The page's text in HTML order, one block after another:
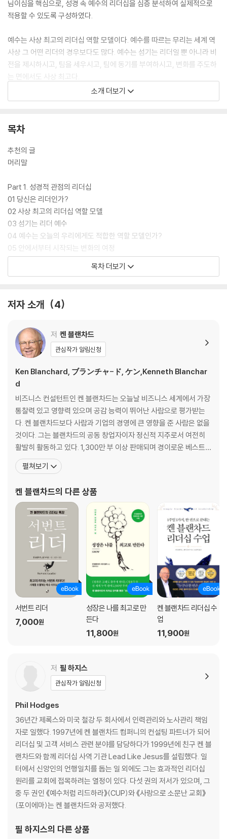
님이심을 핵심으로, 성경 속 예수의 리더십을 심층 분석하여 실제적으로
적용할 수 있도록 구성하였다.
예수는 사상 최고의 리더십 역할 모델이다. 예수를 따르는 무리는 세계 역
사상 그 어떤 리더의 경우보다도 많다. 예수는 섬기는 리더일 뿐 아니라 비
전을 제시하시고, 팀을 세우시고, 팀에 동기를 부여하시고, 변화를 주도하
는 면에서도 사상 최고다.
예수 같은 리더가 되면, 우리 삶은 물론 우리 영향권 내에 있는 사람들의 삶
친절하며 분명하게 예수 리더십의 핵심을 간파하고 적용하도록 돕는다.
소개 더보기
목차
추천의 글
머리말
Part 1. 성경적 관점의 리더십
01 당신은 리더인가?
02 사상 최고의 리더십 역할 모델
03 섬기는 리더 예수
04 예수는 오늘의 우리에게도 적합한 역할 모델인가?
05 안에서부터 시작되는 변화의 여정
06 예수 같은 리더의 4가지 영역
07 예수 닮은 리더십이란 무엇인가?
09 마음이 고장 난 결과
10 하나님을 밀어내는 자아의 경고 신호
11 마음의 방향 전환
토의 가이드
Part 3. 존재 습관
12 하나님의 무조건적인 사랑을 받아들이고
그 안에 거하는 습관
13 고독을 경험하는 습관
14 기도를 실천하는 습관
16 지원 관계를 유지하는 습관
Part 4. 훌륭한 리더의 머리
17 자신의 필수 비전을 수립하라
18 예수의 필수 비전
19 팀이나 기관의 필수 비전을 수립하라
20 필수 비전을 수행하라
Part 5. 훌륭한 리더의 손
22 목수의 일
23 목수의 길
Part 6. 행위 습관
25 하나님께 순종하며 그분의 무조건적인 사랑을 표현하는 습관
26 은혜 습관
28 격려 습관
29 공동체 습관
30 예수 같은 리더는 자신에게서부터 출발한다
토의 가이드
Part 7. 예수 같은 리더의 다음 단계
31 긍정적 변화를 주도하라
32 자아 중독자 모임: 하나님만을 높이는 첫걸음
예수 같은 리더의 다음 단계: 점검표
목차 더보기
저자 소개 4
저 켄 블랜차드
관심작가 알림신청
Ken Blanchard, ブランチャ-ド, ケン,Kenneth Blanchar
d
비즈니스 컨설턴트인 켄 블랜차드는 오늘날 비즈니스 세계에서 가장
통찰력 있고 영향력 있으며 공감 능력이 뛰어난 사람으로 평가받는
다. 켄 블랜차드보다 사람과 기업의 경영에 큰 영향을 준 사람은 없을
것이다. 그는 블랜차드의 공동 창업자이자 정신적 지주로서 여전히
활발히 활동하고 있다. 1,300만 부 이상 판매되며 경이로운 베스트셀
러에 오른 《1분 경영(스펜서 존슨과 공저)》를 비롯해 실무자들과 공
동 집필한 《겅호!》 등은 그의 탁월한 비즈니스 통찰력을 엿볼 수 있
모았다. 그는 지금까지 60여 권의 책을 집필했으며
펼쳐보기
켄 블랜차드의 다른 상품
서번트 리더
7,000원
성장은 나를 최고로 만
든다
11,800원
켄 블랜차드 리더십 수
업
11,900원
저 필 하지스
관심작가 알림신청
Phil Hodges
36년간 제록스와 미국 철강 두 회사에서 인력관리와 노사관리 책임
자로 일했다. 1997년에 켄 블랜차드 컴퍼니의 컨설팅 파트너가 되어
리더십 및 고객 서비스 관련 분야를 담당하다가 1999년에 친구 켄 블
랜차드와 함께 리더십 사역 기관 Lead Like Jesus를 설립했다. 일
터에서 신앙인의 언행일치를 돕는 일 외에도 그는 효과적인 리더십
원리를 교회에 접목하려는 열정이 있다. 다섯 권의 저서가 있으며, 그
중 두 권인 《예수처럼 리드하라》(CUP)와 《사랑으로 소문난 교회》
(포이에마)는 켄 블랜차드와 공저했다.
필 하지스의 다른 상품